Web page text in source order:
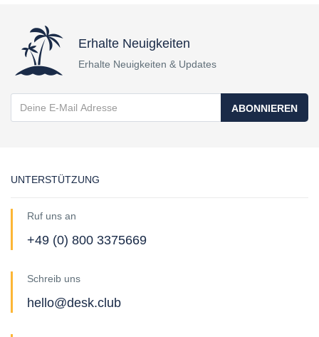
Erhalte Neuigkeiten
Erhalte Neuigkeiten & Updates
ABONNIEREN
UNTERSTÜTZUNG
Ruf uns an
+49 (0) 800 3375669
Schreib uns
hello@desk.club